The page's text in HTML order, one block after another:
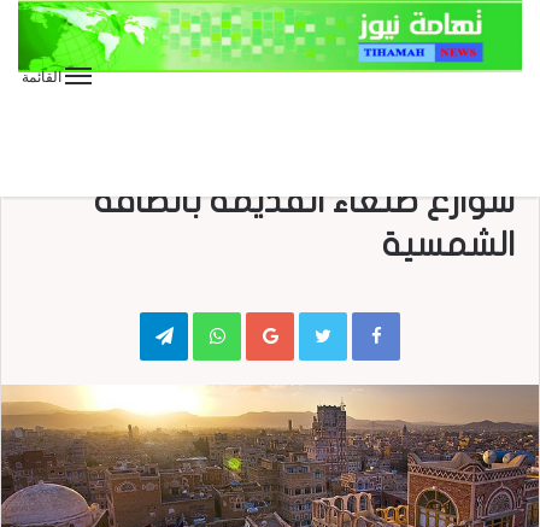
القائمة
شوارع صنعاء القديمة بالطاقة
الشمسية
Google+
WhatsApp
Telegram